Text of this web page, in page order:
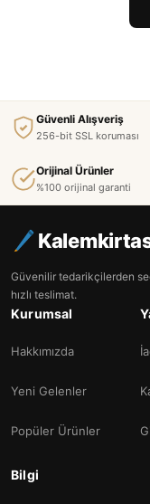
Güvenli Alışveriş
256-bit SSL koruması
Orijinal Ürünler
%100 orijinal garanti
Güvenilir tedarikçilerden
hızlı teslimat.
Kurumsal
Hakkımızda
Yeni Gelenler
Popüler Ürünler
Bilgi